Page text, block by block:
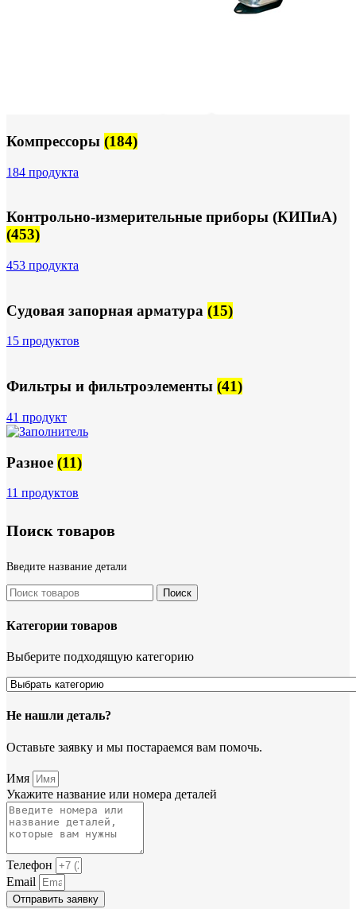
Компрессоры (184)
184 продукта
Контрольно-измерительные приборы (КИПиА)
(453)
453 продукта
Судовая запорная арматура (15)
15 продуктов
Фильтры и фильтроэлементы (41)
41 продукт
Разное (11)
11 продуктов
Поиск товаров
Введите название детали
Поиск
Категории товаров
Выберите подходящую категорию
Не нашли деталь?
Оставьте заявку и мы постараемся вам помочь.
Имя
Укажите название или номера деталей
Телефон
Email
Отправить заявку